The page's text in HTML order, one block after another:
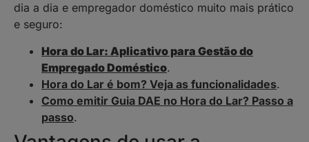
dia a dia e empregador doméstico muito mais prático
e seguro:
Hora do Lar: Aplicativo para Gestão do
Empregado Doméstico.
Hora do Lar é bom? Veja as funcionalidades.
Como emitir Guia DAE no Hora do Lar? Passo a
passo.